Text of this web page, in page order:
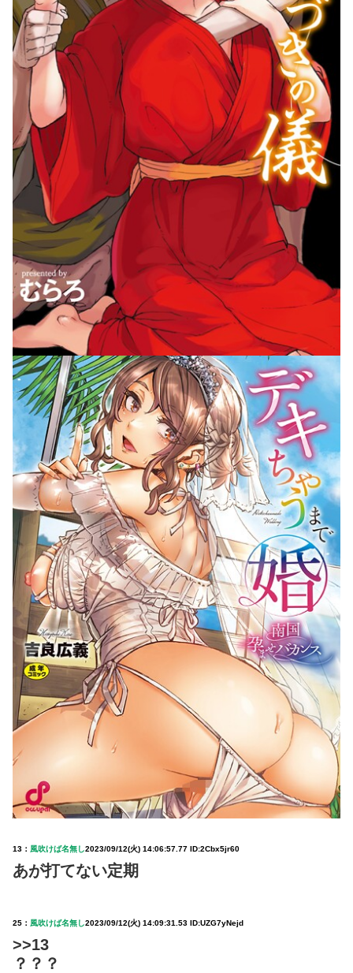
13： 風吹けば名無し2023/09/12(火) 14:06:57.77 ID:2Cbx5jr60
あが打てない定期
25： 風吹けば名無し2023/09/12(火) 14:09:31.53 ID:UZG7yNejd
>>13
？？？